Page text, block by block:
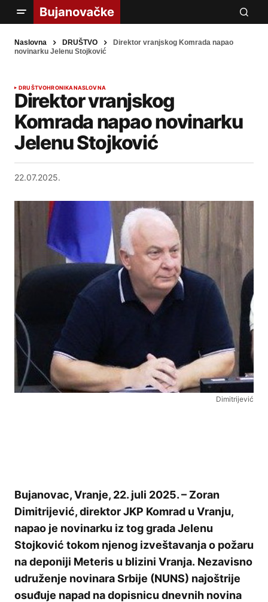
Naslovna DRUŠTVO
Direktor vranjskog Komrada napao
novinarku Jelenu Stojković
DRUŠTVOHRONIKANASLOVNA
Direktor vranjskog
Komrada napao novinarku
Jelenu Stojković
22.07.2025.
Dimitrijević
Bujanovac, Vranje, 22. juli 2025. – Zoran
Dimitrijević, direktor JKP Komrad u Vranju,
napao je novinarku iz tog grada Jelenu
Stojković tokom njenog izveštavanja o požaru
na deponiji Meteris u blizini Vranja. Nezavisno
udruženje novinara Srbije (NUNS) najoštrije
osuđuje napad na dopisnicu dnevnih novina